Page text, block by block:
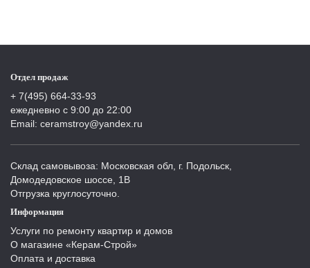
Отдел продаж
+ 7(495) 664-33-93
ежедневно с 9:00 до 22:00
Email: ceramstroy@yandex.ru
Склад самовывоза: Московская обл, г. Подольск,
Домодедовское шоссе, 1В
Отгрузка круглосуточно.
Информация
Услуги по ремонту квартир и домов
О магазине «Керам-Строй»
Оплата и доставка